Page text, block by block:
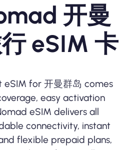
开曼
eSIM 卡
eSIM for 开曼群岛 comes
easy activation
eSIM delivers all
connectivity, instant
flexible prepaid plans,